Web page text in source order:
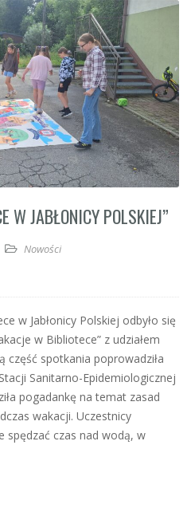
W JABŁONICY POLSKIEJ”
Nowości
w Jabłonicy Polskiej odbyło się
w Bibliotece” z udziałem
część spotkania poprowadziła
Sanitarno-Epidemiologicznej
pogadankę na temat zasad
wakacji. Uczestnicy
spędzać czas nad wodą, w